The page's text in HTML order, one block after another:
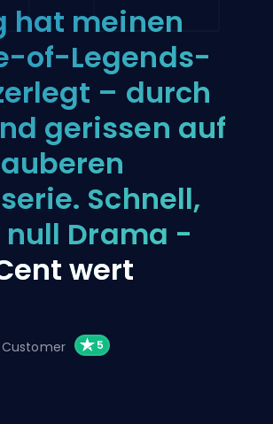
hat meinen
of-Legends-
– durch
gerissen auf
Schnell,
null Drama -
wert
Customer